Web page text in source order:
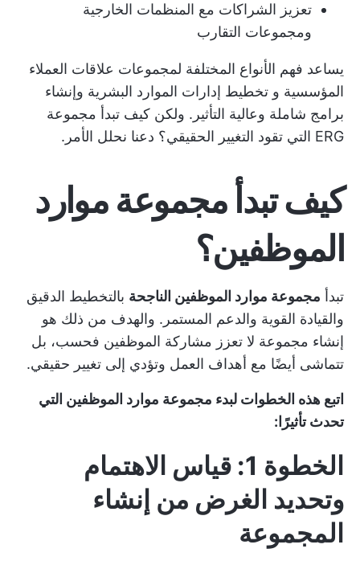
تعزيز الشراكات مع المنظمات الخارجية
ومجموعات التقارب
يساعد فهم الأنواع المختلفة لمجموعات علاقات العملاء
المؤسسية و تخطيط إدارات الموارد البشرية وإنشاء
برامج شاملة وعالية التأثير. ولكن كيف تبدأ مجموعة
ERG التي تقود التغيير الحقيقي؟ دعنا نحلل الأمر.
كيف تبدأ مجموعة موارد
الموظفين؟
تبدأ مجموعة موارد الموظفين الناجحة بالتخطيط الدقيق
والقيادة القوية والدعم المستمر. والهدف من ذلك هو
إنشاء مجموعة لا تعزز مشاركة الموظفين فحسب، بل
تتماشى أيضًا مع أهداف العمل وتؤدي إلى تغيير حقيقي.
اتبع هذه الخطوات لبدء مجموعة موارد الموظفين التي
تحدث تأثيرًا:
الخطوة 1: قياس الاهتمام
وتحديد الغرض من إنشاء
المجموعة